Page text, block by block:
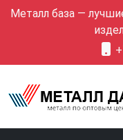
Металл база —